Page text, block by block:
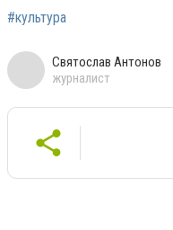
#культура
Святослав Антонов
журналист